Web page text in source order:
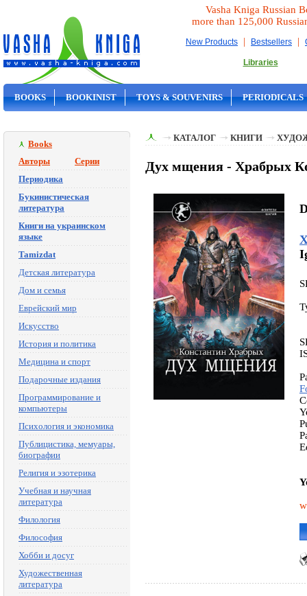
Vasha Kniga Russian
more than 125,000
New Products | Bestsellers |
Libraries
BOOKS BOOKINIST TOYS & SOUVENIRS PERIODICALS
Books
Авторы
Серии
Периодика
Букинистическая
литература
Книги на украинском
языке
Tamizdat
Детская литература
Дом и семья
Еврейский мир
Искусство
История и политика
Медицина и спорт
Подарочные издания
Программирование и
компьютеры
Психология и экономика
Публицистика, мемуары,
биографии
Религия и эзотерика
Учебная и научная
литература
Филология
Философия
Хобби и досуг
Художественная
литература
КАТАЛОГ КНИГИ
Дух мщения - Храбрых